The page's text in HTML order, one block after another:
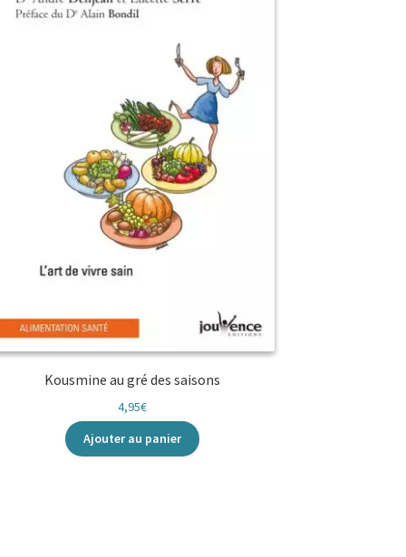
Kousmine au gré des saisons
4,95€
Ajouter au panier